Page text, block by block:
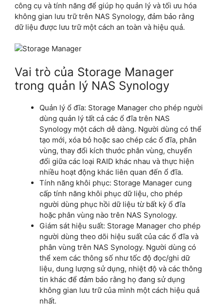
công cụ và tính năng để giúp họ quản lý và tối ưu hóa
không gian lưu trữ trên NAS Synology, đảm bảo rằng
dữ liệu được lưu trữ một cách an toàn và hiệu quả.
Vai trò của Storage Manager
trong quản lý NAS Synology
Quản lý ổ đĩa: Storage Manager cho phép người
dùng quản lý tất cả các ổ đĩa trên NAS
Synology một cách dễ dàng. Người dùng có thể
tạo mới, xóa bỏ hoặc sao chép các ổ đĩa, phân
vùng, thay đổi kích thước phân vùng, chuyển
đổi giữa các loại RAID khác nhau và thực hiện
nhiều hoạt động khác liên quan đến ổ đĩa.
Tính năng khôi phục: Storage Manager cung
cấp tính năng khôi phục dữ liệu, cho phép
người dùng phục hồi dữ liệu từ bất kỳ ổ đĩa
hoặc phân vùng nào trên NAS Synology.
Giám sát hiệu suất: Storage Manager cho phép
người dùng theo dõi hiệu suất của các ổ đĩa và
phân vùng trên NAS Synology. Người dùng có
thể xem các thông số như tốc độ đọc/ghi dữ
liệu, dung lượng sử dụng, nhiệt độ và các thông
tin khác để đảm bảo rằng họ đang sử dụng
không gian lưu trữ của mình một cách hiệu quả
nhất.